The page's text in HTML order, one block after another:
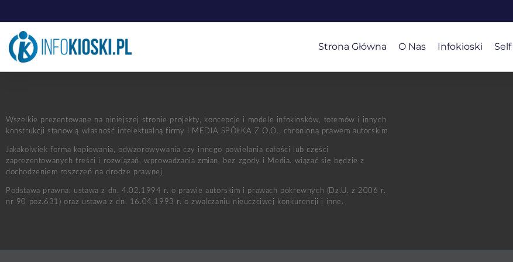
Strona Główna O Nas Infokioski
Wszelkie prezentowane na niniejszej stronie projekty, koncepcje i modele infokiosków, totemów i innych
konstrukcji stanowią własność intelektualną firmy I MEDIA SPÓŁKA Z O.O., chronioną prawem autorskim.
Jakakolwiek forma kopiowania, odwzorowywania czy innego powielania całości lub części
zaprezentowanych treści i rozwiązań, wprowadzania zmian, bez zgody i Media. wiązać się będzie z
dochodzeniem roszczeń na drodze prawnej.
Podstawa prawna: ustawa z dn. 4.02.1994 r. o prawie autorskim i prawach pokrewnych (Dz.U. z 2006 r.
nr 90 poz.631) oraz ustawa z dn. 16.04.1993 r. o zwalczaniu nieuczciwej konkurencji i inne.